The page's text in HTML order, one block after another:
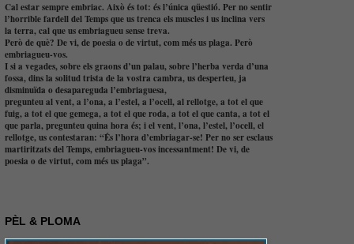
Cal estar sempre embriac. Això és tot: és l’única qüestió. Per no sentir
l’horrible fardell del Temps que us trenca els muscles i us inclina vers
la terra, cal que us embriagueu sense treva.
Però de què? De vi, de poesia o de virtut, com més us plaga. Però
embriagueu-vos.
I si a vegades, sobre els graons d’un palau, sobre l’herba verda d’una
fossa, dins la solitud trista de la vostra cambra, us desperteu, ja
disminuïda o desapareguda l’embriaguesa,
pregunteu al vent, a l’ona, a l’estel, a l’ocell, al rellotge, a tot el que
fuig, a tot el que gemega, a tot el que roda, a tot el que canta, a tot el
que parla, pregunteu quina hora és; i el vent, l’ona, l’estel, l’ocell, el
rellotge, us contestaran: “És l’hora d’embriagar-se! Per no ser esclaus
martiritzats del Temps, embriagueu-vos incessantment! De vi, de
poesia o de virtut, com més us plaga”.
PÈL & PLOMA